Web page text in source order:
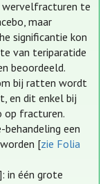
wervelfracturen te
maar
significantie kon
van teriparatide
beoordeeld.
bij ratten wordt
en dit enkel bij
op fracturen.
een
[zie Folia
]: in één grote